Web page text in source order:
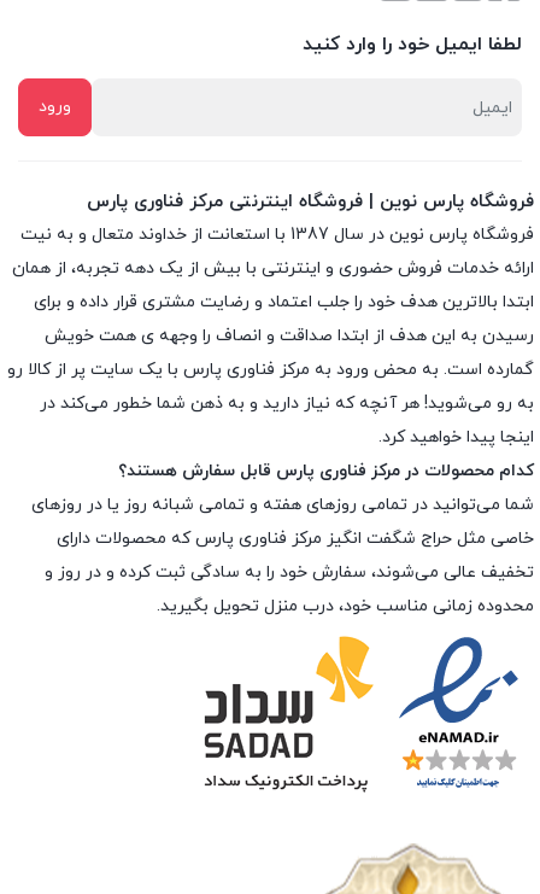
لطفا ایمیل خود را وارد کنید
فروشگاه پارس نوین | فروشگاه اینترنتی مرکز فناوری پارس
فروشگاه پارس نوین در سال 1387 با استعانت از خداوند متعال و به نیت
ارائه خدمات فروش حضوری و اینترنتی با بیش از یک دهه تجربه، از همان
ابتدا بالاترین هدف خود را جلب اعتماد و رضایت مشتری قرار داده و براى
رسیدن به این هدف از ابتدا صداقت و انصاف را وجهه ى همت خویش
گمارده است. به محض ورود به مرکز فناوری پارس با یک سایت پر از کالا رو
به رو می‌شوید! هر آنچه که نیاز دارید و به ذهن شما خطور می‌کند در
اینجا پیدا خواهید کرد.
کدام محصولات در مرکز فناوری پارس قابل سفارش هستند؟
شما می‌توانید در تمامی روزهای هفته و تمامی شبانه روز یا در روزهای
خاصی مثل حراج شگفت انگیز مرکز فناوری پارس که محصولات دارای
تخفیف عالی می‌شوند، سفارش خود را به سادگی ثبت کرده و در روز و
محدوده زمانی مناسب خود، درب منزل تحویل بگیرید.